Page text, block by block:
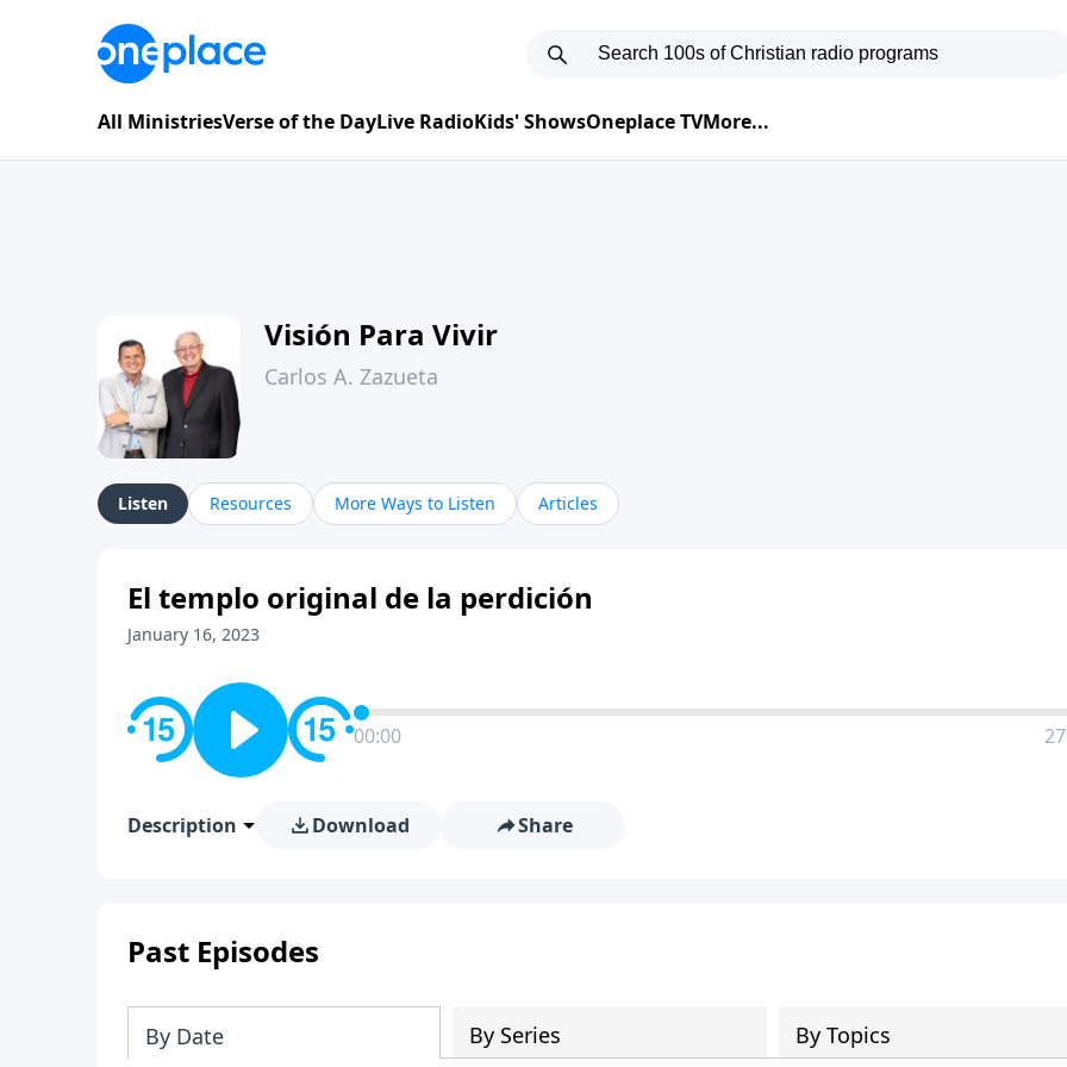
All MinistriesVerse of the DayLive RadioKids' ShowsOneplace TVMore...
Visión Para Vivir
Carlos A. Zazueta
Listen Resources More Ways to Listen Articles
El templo original de la perdición
January 16, 2023
00:00
Description Download Share
Past Episodes
By Date By Series By Topics